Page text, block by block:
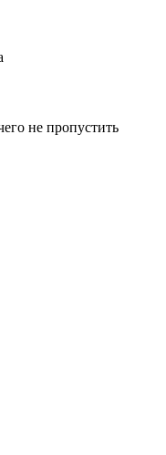
не пропустить